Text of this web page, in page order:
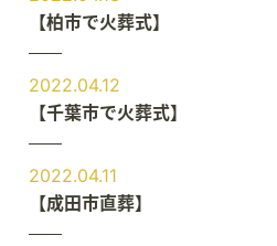
【柏市で火葬式】
2022.04.12
【千葉市で火葬式】
2022.04.11
【成田市直葬】